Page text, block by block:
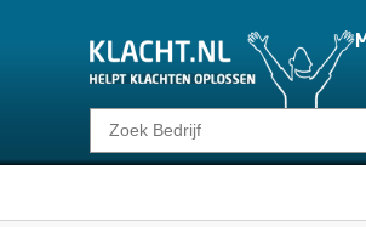
Klacht melden
Consumentenrecht